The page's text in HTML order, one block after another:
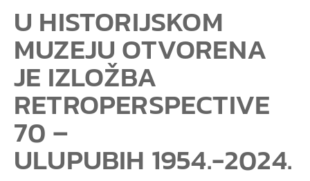
U HISTORIJSKOM
MUZEJU OTVORENA
JE IZLOŽBA
RETROPERSPECTIVE
70 –
ULUPUBIH 1954.-2024.